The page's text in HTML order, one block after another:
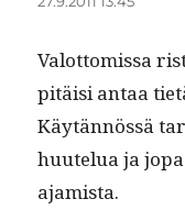
Val­ot­tomis­sa
pitäisi antaa
Käytän­nössä
huutelua ja
ajamista.